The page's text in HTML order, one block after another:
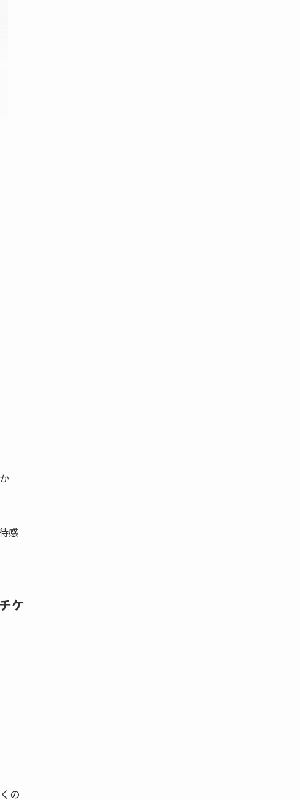
感
ケ
の